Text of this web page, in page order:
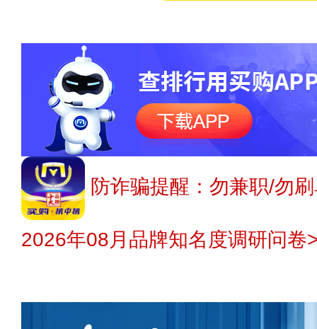
防诈骗提醒：勿兼职/勿
2026年08月品牌知名度调研问卷